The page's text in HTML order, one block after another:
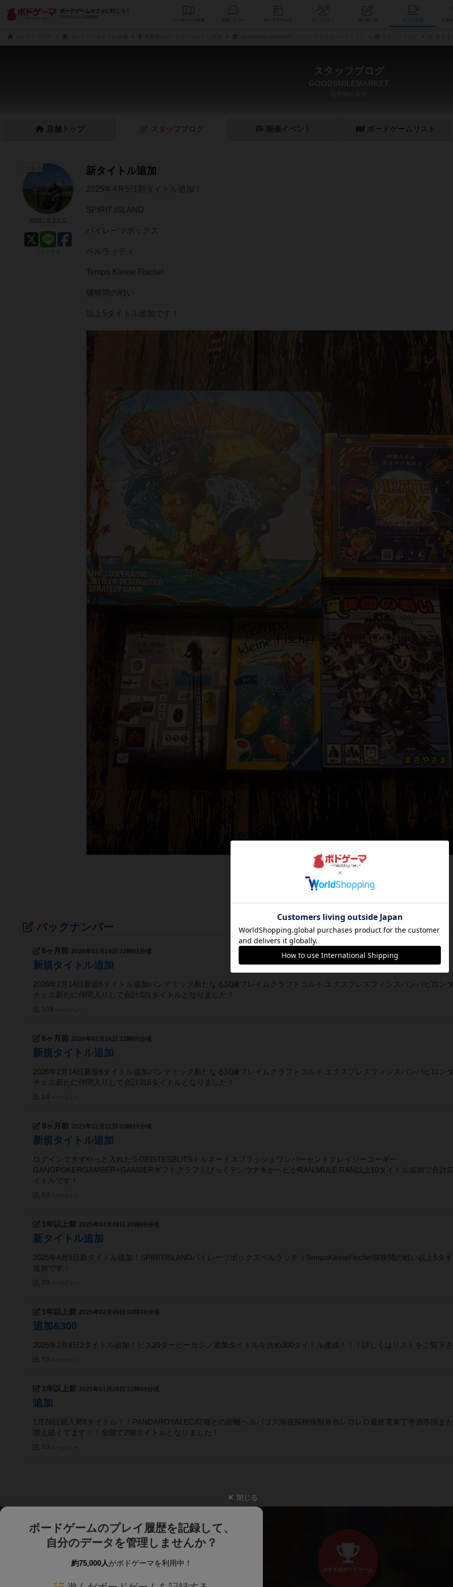
ボードゲームカフェに行こう！
610件以上の店舗情報
データベース コミュニティ 掲示板一覧
スタッフブログ
店舗 トップ スタッフ ブログ 開催イベント ボードゲーム リスト
新タイトル追加
2025年4月5日新タイトル追加！
SPIRIT ISLAND
パイレーツボックス
ベルラッティ
Tempo Kleine Fische!
猫狭間の戦い
以上5タイトル追加です！
バックナンバー
6ヶ月前 2026年02月14日 22時01分頃
新規タイトル追加
2026年2月14日新規6タイトル追加パンデミック新たなる試練フレイムクラフトコルト.エクスプレスフィンスパンバビロン
チェス新たに仲間入りして合計321タイトルとなりました！
6ヶ月前 2026年02月14日 22時00分頃
新規タイトル追加
2026年2月14日新規6タイトル追加パンデミック新たなる試練フレイムクラフトコルト.エクスプレスフィンスパンバビロン
チェス新たに仲間入りして合計316タイトルとなりました！
8ヶ月前 2025年12月11日 20時19分頃
新規タイトル追加
ログインできずやっと入れた💦GEISTESBLITSトルネードスプラッシュワンパーセントクレイジーコーギー
GANGPOKERGAMBER×GAMBERギフトクラフトびっくテンウナギかヘビかRAN.MULE.RAN以上10タイトル追加で合計
イトルです！
1年以上前 2025年04月08日 20時09分頃
新タイトル追加
2025年4月5日新タイトル追加！SPIRITISLANDパイレーツボックスベルラッティTempoKleineFische!猫狭間の戦い以上5タ
追加です！
1年以上前 2025年02月09日 00時38分頃
追加&300
2025年2月8日2タイトル追加！ビス20ダービーカジノ追加タイトルを含め300タイトル達成！！！詳しくはリストをご覧下さ
1年以上前 2025年01月28日 22時49分頃
追加
1月28日新入荷8タイトル！！PANDAROYALECAT猫との距離ヘルパゴス海底探検怪獣弁当レロレロ最終電車丁半酒帝国ま
増え続くてます！！全部で298タイトルとなりました！
閉じる
ボードゲームのプレイ履歴を記録して、
自分のデータを管理しませんか？
約75,000人がボドゲーマを利用中！
おすすめボードゲーム